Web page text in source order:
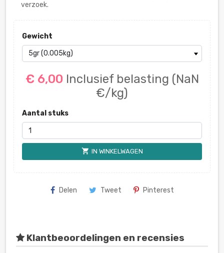
verzoek.
Gewicht
€ 6,00 Inclusief belasting (NaN
€/kg)
Aantal stuks
shopping_cart IN WINKELWAGEN
Delen Tweet Pinterest
Klantbeoordelingen en recensies